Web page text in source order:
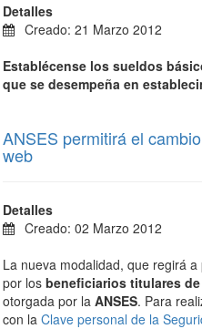
Detalles
Creado: 21 Marzo 2012
Establécense los sueldos
que se desempeña en
ANSES permitirá el
web
Detalles
Creado: 02 Marzo 2012
La nueva modalidad, que regirá
por los beneficiarios titulares
otorgada por la ANSES. Para
con la Clave personal de la